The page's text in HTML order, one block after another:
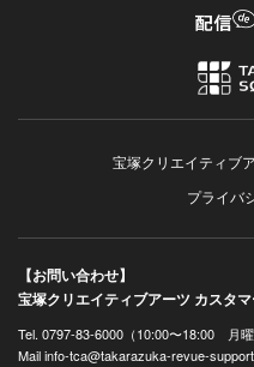
宝塚クリエイティブ
プライバ
【お問い合わせ】
宝塚クリエイティブアーツ カスタ
Tel. 0797-83-6000（10:00〜18:00 月曜
Mail info-tca@takarazuka-revue-